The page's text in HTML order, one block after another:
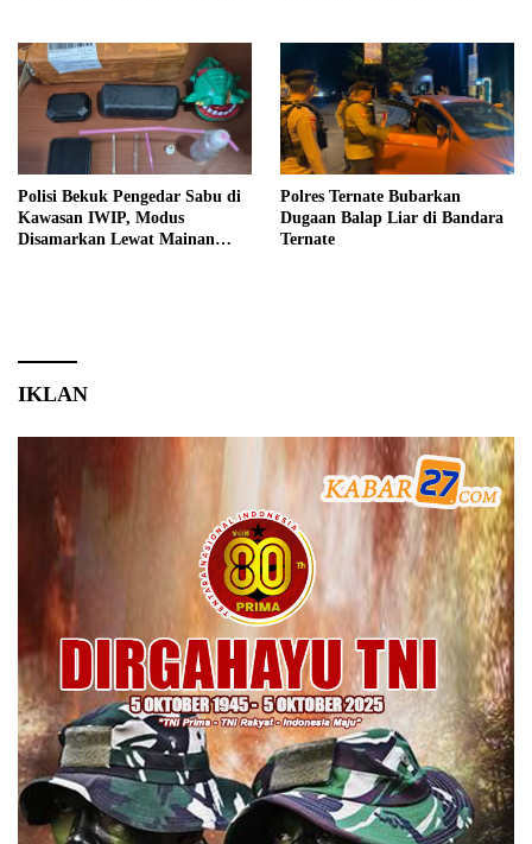
Polisi Bekuk Pengedar Sabu di
Kawasan IWIP, Modus
Disamarkan Lewat Mainan
Polres Ternate Bubarkan
Dugaan Balap Liar di Bandara
Ternate
IKLAN